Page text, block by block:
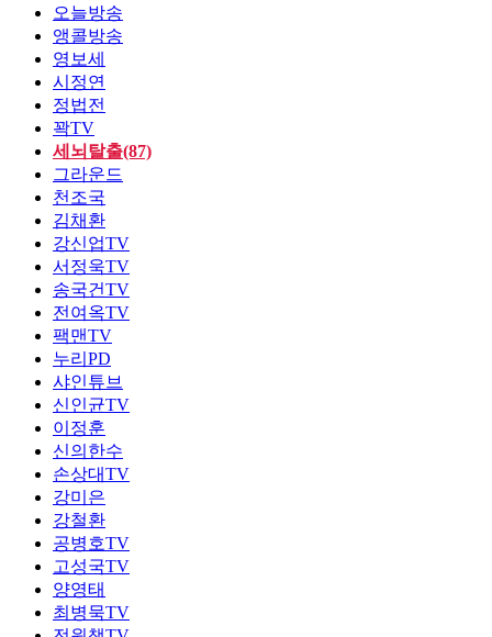
오늘방송
앵콜방송
영보세
시정연
정법전
꽉TV
세뇌탈출(87)
그라운드
천조국
김채환
강신업TV
서정욱TV
송국건TV
전여옥TV
팩맨TV
누리PD
샤인튜브
신인균TV
이정훈
신의한수
손상대TV
강미은
강철환
공병호TV
고성국TV
양영태
최병묵TV